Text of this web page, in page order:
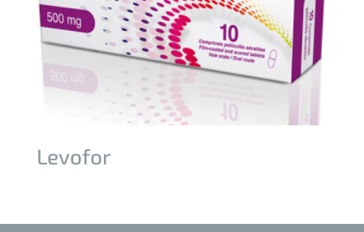
Levofor